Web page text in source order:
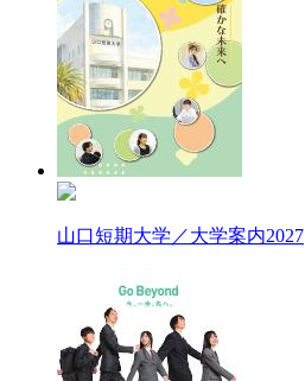
山口短期大学／大学案内2027